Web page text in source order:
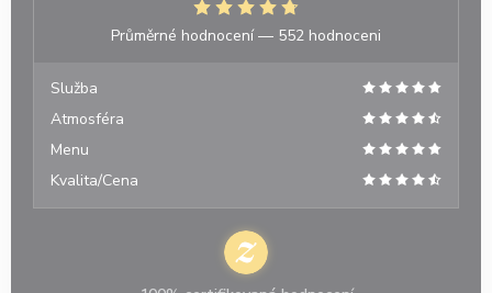
Průměrné hodnocení — 552 hodnoceni
Služba
Atmosféra
Menu
Kvalita/Cena